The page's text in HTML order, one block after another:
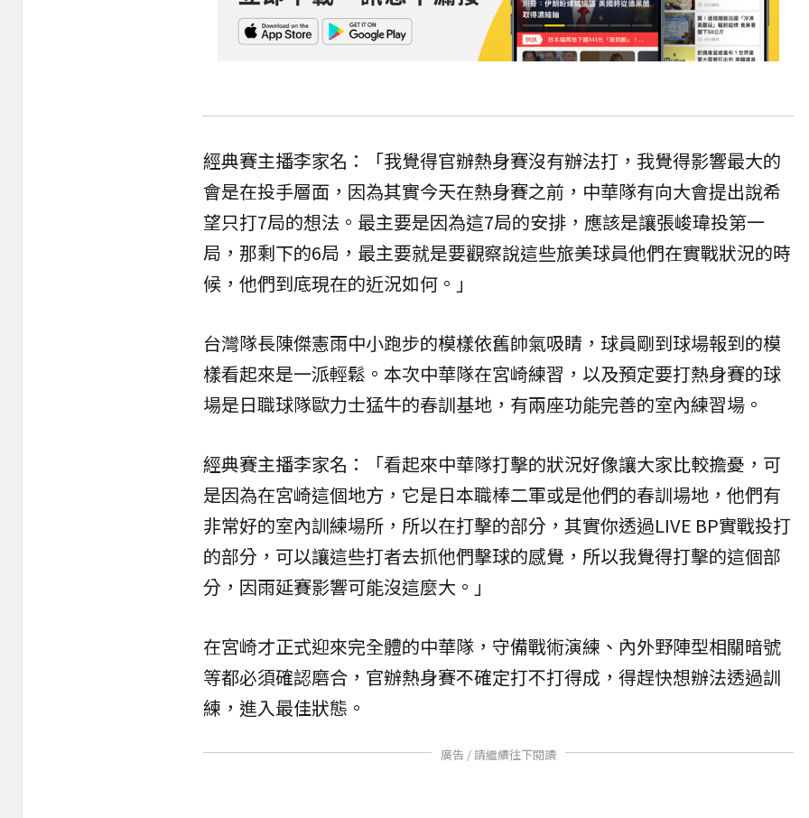
經典賽主播李家名：「我覺得官辦熱身賽沒有辦法打，我覺得影響最大的
會是在投手層面，因為其實今天在熱身賽之前，中華隊有向大會提出說希
望只打7局的想法。最主要是因為這7局的安排，應該是讓張峻瑋投第一
局，那剩下的6局，最主要就是要觀察說這些旅美球員他們在實戰狀況的時
候，他們到底現在的近況如何。」
台灣隊長陳傑憲雨中小跑步的模樣依舊帥氣吸睛，球員剛到球場報到的模
樣看起來是一派輕鬆。本次中華隊在宮崎練習，以及預定要打熱身賽的球
場是日職球隊歐力士猛牛的春訓基地，有兩座功能完善的室內練習場。
經典賽主播李家名：「看起來中華隊打擊的狀況好像讓大家比較擔憂，可
是因為在宮崎這個地方，它是日本職棒二軍或是他們的春訓場地，他們有
非常好的室內訓練場所，所以在打擊的部分，其實你透過LIVE BP實戰投打
的部分，可以讓這些打者去抓他們擊球的感覺，所以我覺得打擊的這個部
分，因雨延賽影響可能沒這麼大。」
在宮崎才正式迎來完全體的中華隊，守備戰術演練、內外野陣型相關暗號
等都必須確認磨合，官辦熱身賽不確定打不打得成，得趕快想辦法透過訓
練，進入最佳狀態。
廣告 / 請繼續往下閱讀